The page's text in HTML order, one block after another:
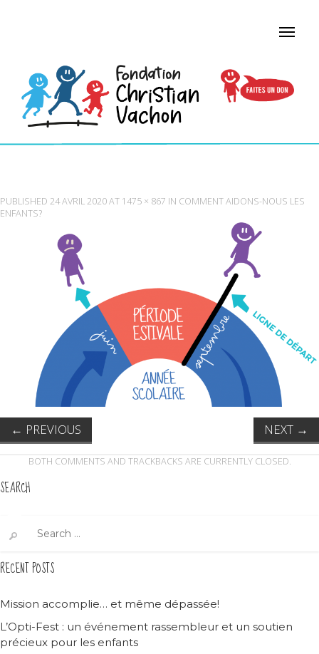
PUBLISHED 24 AVRIL 2020AT 1475 × 867 IN COMMENT AIDONS-NOUS LES
ENFANTS?
← PREVIOUS NEXT →
BOTH COMMENTS AND TRACKBACKS ARE CURRENTLY CLOSED.
SEARCH
for:
RECENT POSTS
Mission accomplie… et même dépassée!
L’Opti-Fest : un événement rassembleur et un soutien
précieux pour les enfants